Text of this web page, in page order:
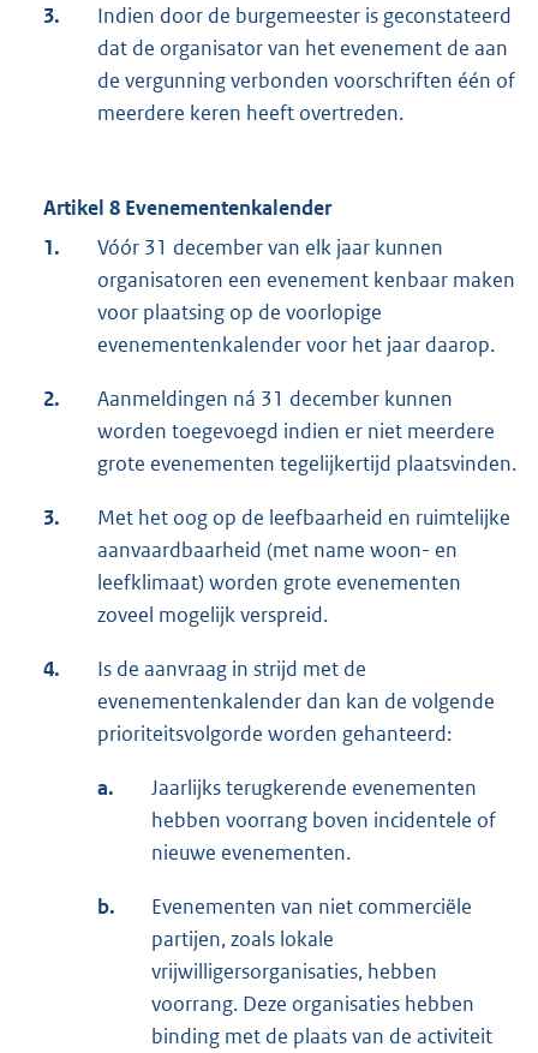
3.
Indien door de burgemeester is geconstateerd
dat de organisator van het evenement de aan
de vergunning verbonden voorschriften één of
meerdere keren heeft overtreden.
Artikel 8 Evenementenkalender
1.
Vóór 31 december van elk jaar kunnen
organisatoren een evenement kenbaar maken
voor plaatsing op de voorlopige
evenementenkalender voor het jaar daarop.
2.
Aanmeldingen ná 31 december kunnen
worden toegevoegd indien er niet meerdere
grote evenementen tegelijkertijd plaatsvinden.
3.
Met het oog op de leefbaarheid en ruimtelijke
aanvaardbaarheid (met name woon- en
leefklimaat) worden grote evenementen
zoveel mogelijk verspreid.
4.
Is de aanvraag in strijd met de
evenementenkalender dan kan de volgende
prioriteitsvolgorde worden gehanteerd:
a.
Jaarlijks terugkerende evenementen
hebben voorrang boven incidentele of
nieuwe evenementen.
b.
Evenementen van niet commerciële
partijen, zoals lokale
vrijwilligersorganisaties, hebben
voorrang. Deze organisaties hebben
binding met de plaats van de activiteit